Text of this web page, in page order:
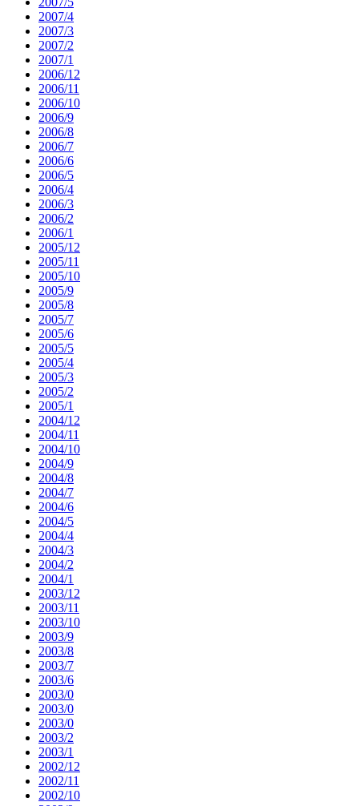
2007/4
2007/3
2007/2
2007/1
2006/12
2006/11
2006/10
2006/9
2006/8
2006/7
2006/6
2006/5
2006/4
2006/3
2006/2
2006/1
2005/12
2005/11
2005/10
2005/9
2005/8
2005/7
2005/6
2005/5
2005/4
2005/3
2005/2
2005/1
2004/12
2004/11
2004/10
2004/9
2004/8
2004/7
2004/6
2004/5
2004/4
2004/3
2004/2
2004/1
2003/12
2003/11
2003/10
2003/9
2003/8
2003/7
2003/6
2003/0
2003/0
2003/0
2003/2
2003/1
2002/12
2002/11
2002/10